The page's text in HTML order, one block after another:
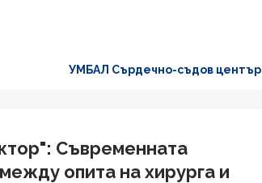
УМБАЛ Сърдечно-съдов център
Съвременната
опита на хирурга и